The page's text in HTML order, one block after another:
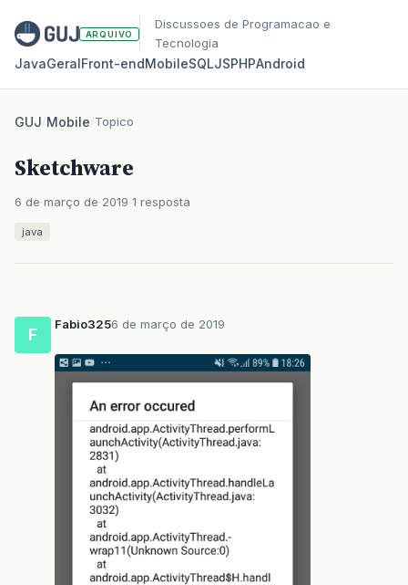
ARQUIVO
Discussoes de Programacao e
Tecnologia
JavaGeralFront‑endMobileSQLJSPHPAndroid
GUJ/Mobile/Topico
Sketchware
6 de março de 2019 1 resposta
java
F
Fabio3256 de março de 2019